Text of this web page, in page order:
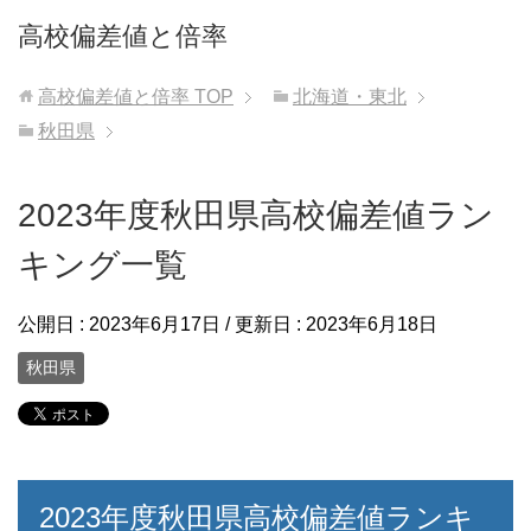
高校偏差値と倍率
高校偏差値と倍率 TOP
北海道・東北
秋田県
2023年度秋田県高校偏差値ラン
キング一覧
公開日 : 2023年6月17日 / 更新日 : 2023年6月18日
秋田県
2023年度秋田県高校偏差値ランキ